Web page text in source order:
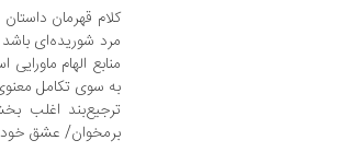
کلام قهرمان
مرد شوریده‌ای
منابع الهام
به سوی تکامل
ترجیع‌بند اغلب
برمخوان/ عشق